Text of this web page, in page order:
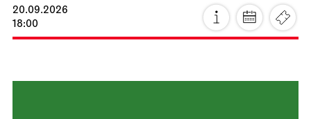
20.09.2026
18:00